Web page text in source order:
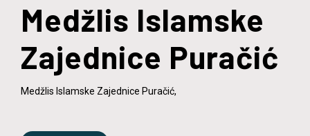
Medžlis Islamske
Zajednice Puračić
Medžlis Islamske Zajednice Puračić,